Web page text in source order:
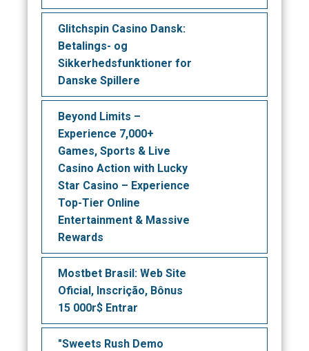
Glitchspin Casino Dansk:
Betalings- og
Sikkerhedsfunktioner for
Danske Spillere
Beyond Limits –
Experience 7,000+
Games, Sports & Live
Casino Action with Lucky
Star Casino – Experience
Top-Tier Online
Entertainment & Massive
Rewards
Mostbet Brasil: Web Site
Oficial, Inscrição, Bônus
15 000r$ Entrar
"Sweets Rush Demo